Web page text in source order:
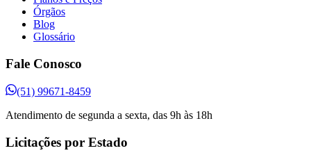
Órgãos
Blog
Glossário
Fale Conosco
(51) 99671-8459
Atendimento de segunda a sexta, das 9h às 18h
Licitações por Estado